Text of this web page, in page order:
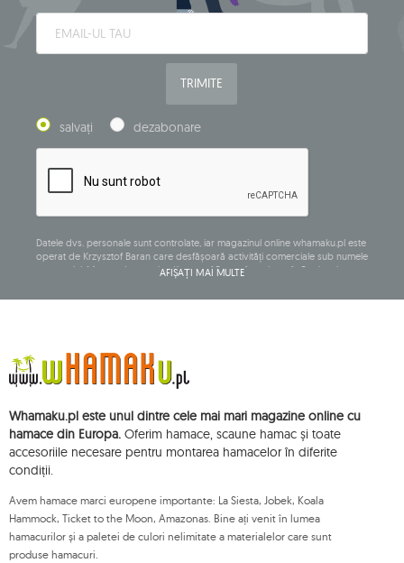
TRIMITE
salvați dezabonare
Datele dvs. personale sunt controlate, iar magazinul online whamaku.pl este
operat de Krzysztof Baran care desfășoară activități comerciale sub numele
companiei: Mouton Interactive Krzysztof Baran, înregistrat în Registrul
central al activităților comerciale și având sediul social la ul. Starowiejska
stocate până când vă dezabonați.
Veți avea dreptul să accesați, să rectificați, să ștergeți, să limitați prelucrarea
și să vă opuneți prelucrării datelor dvs. cu caracter personal, precum și
plângere privind prelucrarea acestor date și retrageți, în orice moment,
consimțământul dvs. pentru prelucrarea datelor dvs. personale, cu o astfel
de retragere care nu afectează legalitatea prelucrării efectuate anterior
acestora. Pentru a exercita oricare dintre drepturile menționate mai sus, vă
rugăm să contactați departamentul de servicii pentru clienți Mouton
Pentru mai multe informații, vă rugăm să vizitați: www.mouton.pl/ODO
AFIȘAȚI MAI MULTE
Whamaku.pl este unul dintre cele mai mari magazine online cu
hamace din Europa. Oferim hamace, scaune hamac și toate
accesoriile necesare pentru montarea hamacelor în diferite
condiții.
Avem hamace marci europene importante: La Siesta, Jobek, Koala
Hammock, Ticket to the Moon, Amazonas. Bine ați venit în lumea
hamacurilor și a paletei de culori nelimitate a materialelor care sunt
produse hamacuri.